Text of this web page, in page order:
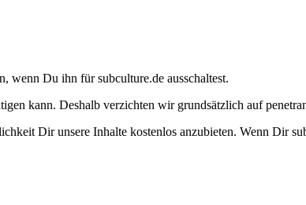
wenn Du ihn für subculture.de ausschaltest.
kann. Deshalb verzichten wir grundsätzlich auf
Dir unsere Inhalte kostenlos anzubieten. Wenn Dir